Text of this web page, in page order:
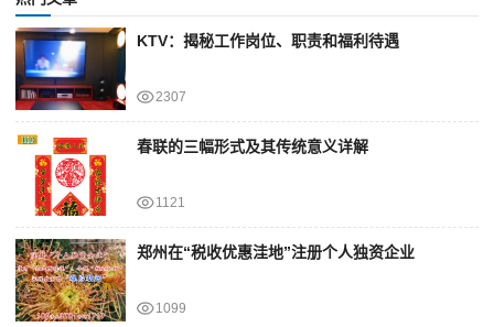
KTV：揭秘工作岗位、职责和福利待遇
2307
春联的三幅形式及其传统意义详解
1121
郑州在“税收优惠洼地”注册个人独资企业
1099